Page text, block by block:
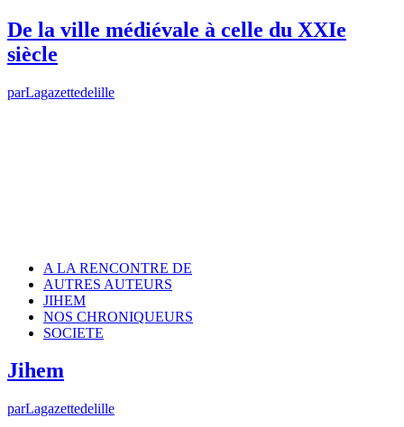
De la ville médiévale à celle du XXIe
siècle
parLagazettedelille
A LA RENCONTRE DE
AUTRES AUTEURS
JIHEM
NOS CHRONIQUEURS
SOCIETE
Jihem
parLagazettedelille